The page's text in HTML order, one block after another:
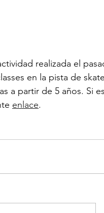
realizada el
en la pista de
a partir de 5 años. Si
enlace.